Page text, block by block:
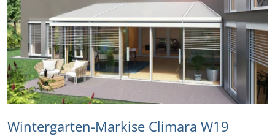
Wintergarten-Markise Climara W19